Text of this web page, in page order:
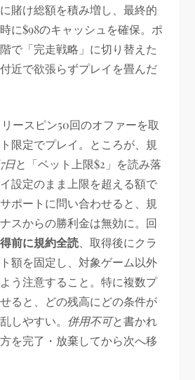
賭け総額を積み増し、最終的
に$98のキャッシュを確保。ポ
で「完走戦略」に切り替えた
近で欲張らずプレイを畳んだ
ースピン50回のオファーを取
限定でプレイ。ところが、規
日と「ベット上限$2」を読み落
設定のまま上限を超える額で
ポートに問い合わせると、規
スからの勝利金は無効に。回
前に規約全読、取得後にクラ
額を固定し、対象ゲーム以外
う注意すること。特に複数プ
ると、どの残高にどの条件が
しやすい。 併用不可と書かれ
を完了・放棄してから次へ移